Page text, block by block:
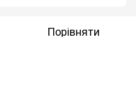
Порівняти